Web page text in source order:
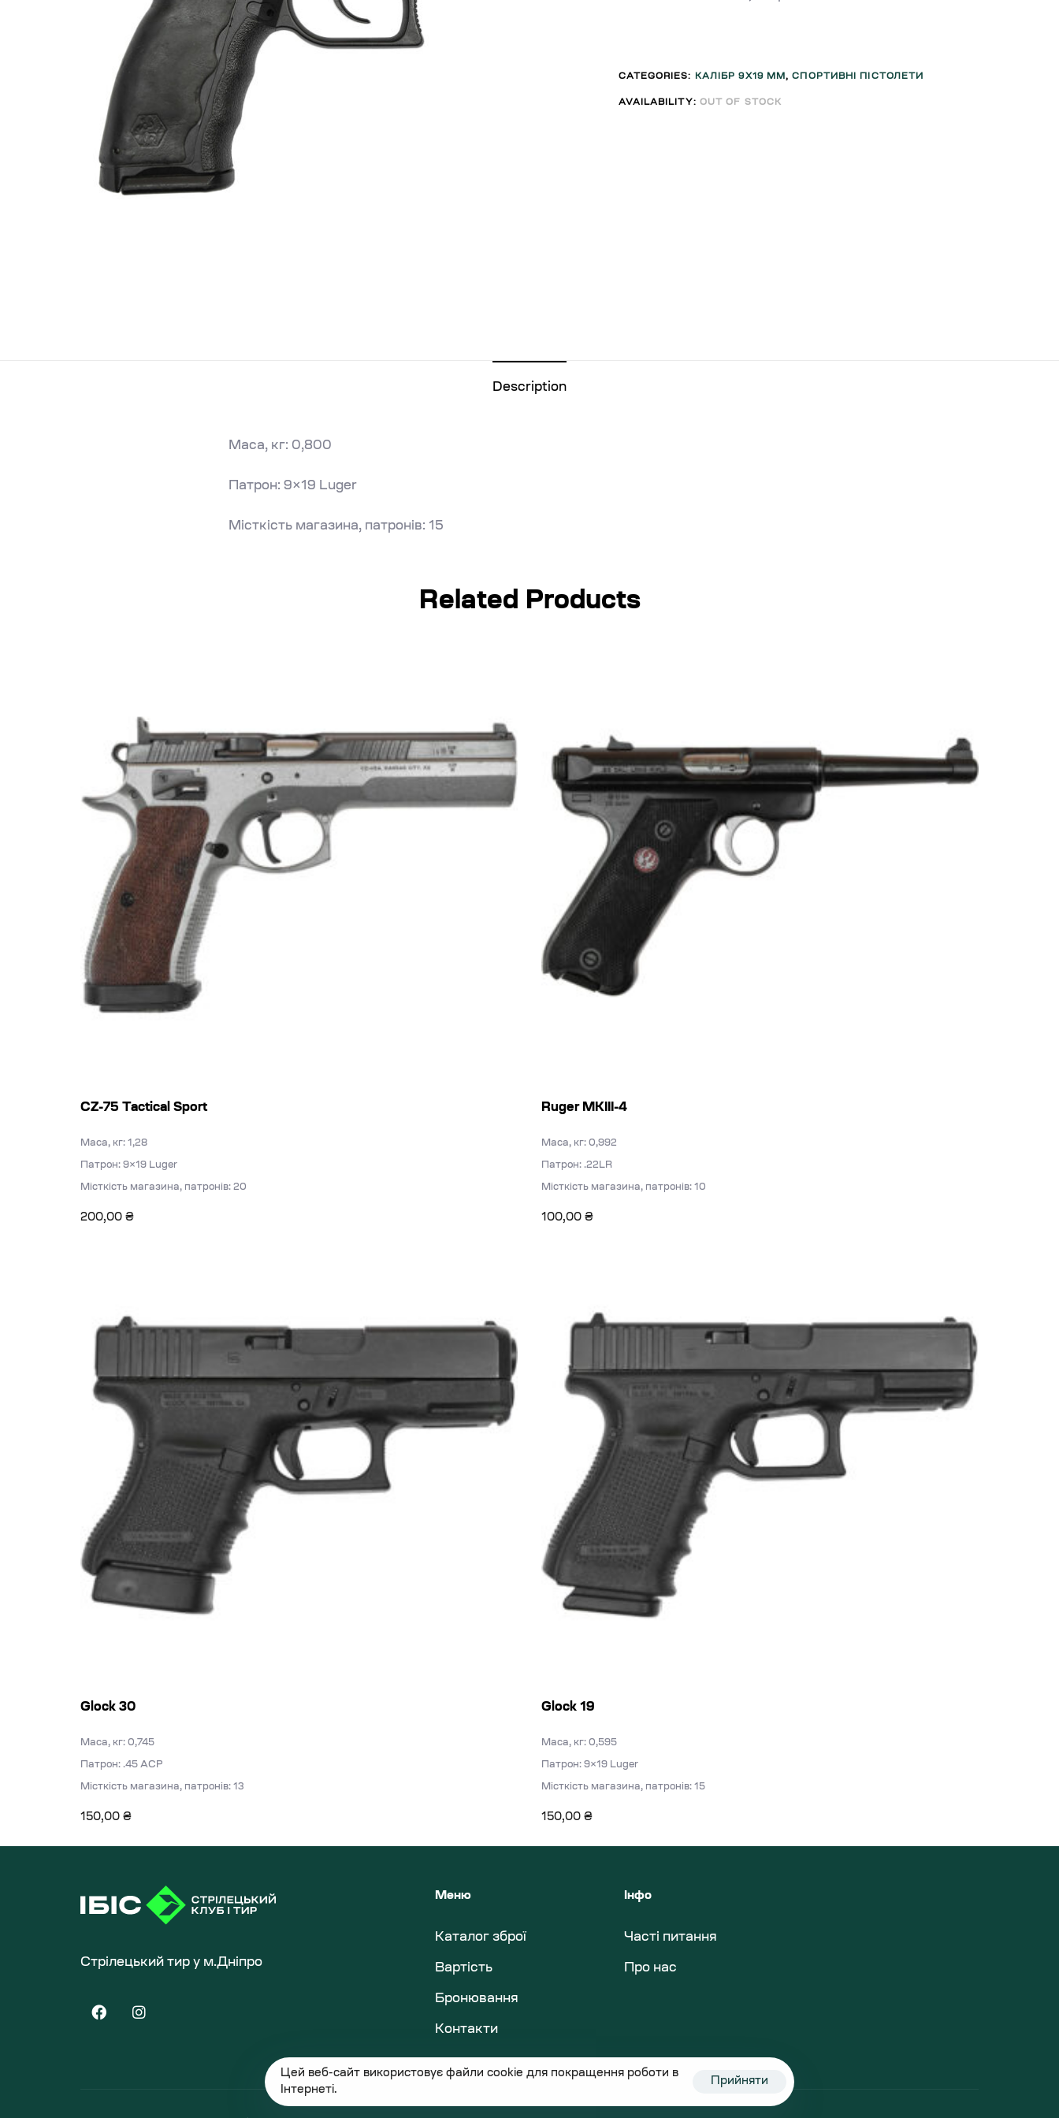
CATEGORIES: КАЛІБР 9Х19 ММ,СПОРТИВНІ ПІСТОЛЕТИ
AVAILABILITY: OUT OF STOCK
Description
Маса, кг: 0,800
Патрон: 9×19 Luger
Місткість магазина, патронів: 15
Related Products
CZ-75 Tactical Sport
Маса, кг: 1,28
Патрон: 9×19 Luger
Місткість магазина, патронів: 20
200,00 ₴
Ruger MKIII-4
Маса, кг: 0,992
Патрон: .22LR
Місткість магазина, патронів: 10
100,00 ₴
Glock 30
Маса, кг: 0,745
Патрон: .45 ACP
Місткість магазина, патронів: 13
150,00 ₴
Glock 19
Маса, кг: 0,595
Патрон: 9×19 Luger
Місткість магазина, патронів: 15
150,00 ₴
Стрілецький тир у м.Дніпро
Меню
Каталог зброї
Вартість
Бронювання
Контакти
Інфо
Часті питання
Про нас
Цей веб-сайт використовує файли cookie для покращення роботи в
Інтернеті.
Прийняти